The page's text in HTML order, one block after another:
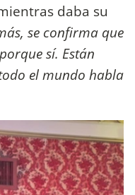
daba su
se confirma que
sí. Están
el mundo habla